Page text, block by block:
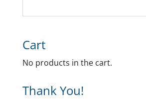
Cart
No products in the cart.
Thank You!